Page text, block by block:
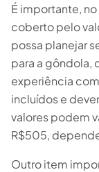
É importante,
coberto pelo
possa planejar
para a gôndola,
experiência
incluídos e
valores podem
R$505,
Outro item